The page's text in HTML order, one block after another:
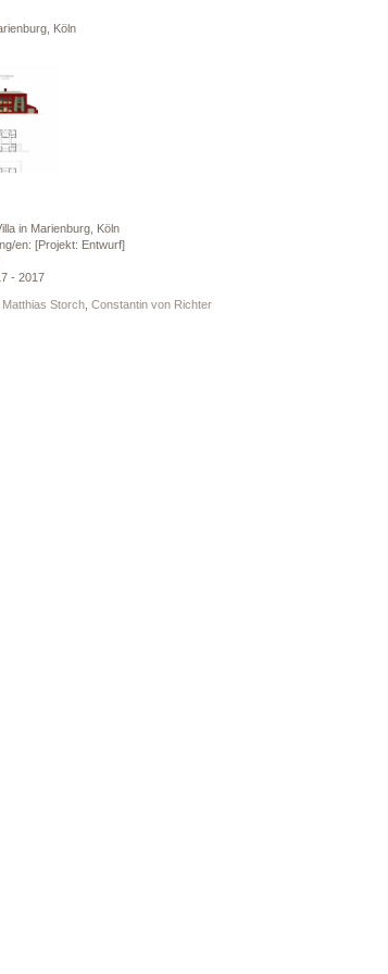
Köln
in Marienburg, Köln
en: [Projekt: Entwurf]
- 2017
Matthias Storch, Constantin von Richter